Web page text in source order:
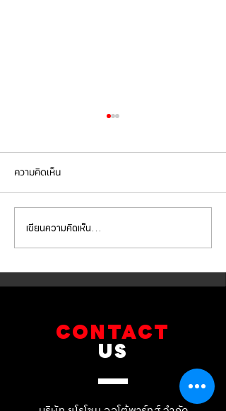
Mercedes Benz E350e เข้า
รับบริการเปลี่ยนจานเบรก ผ้า
เบรกหน้า พร้อมเซ็นเซอร์
ความคิดเห็น
เขียนความคิดเห็น…
CONTACT
US